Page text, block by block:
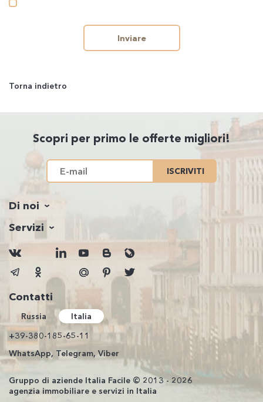
Inviare
Torna indietro
Scopri per primo le offerte migliori!
ISCRIVITI
Di noi
Servizi
Contatti
Russia
Italia
+39-380-185-65-11
WhatsApp, Telegram, Viber
Gruppo di aziende Italia Facile © 2013 - 2026
agenzia immobiliare e servizi in Italia